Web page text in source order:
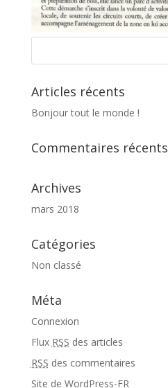
Articles récents
Bonjour tout le monde !
Commentaires récents
Archives
mars 2018
Catégories
Non classé
Méta
Connexion
Flux RSS des articles
RSS des commentaires
Site de WordPress-FR